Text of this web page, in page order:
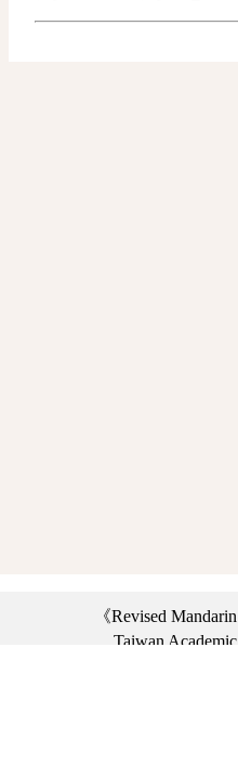
《Revised
Taiwan